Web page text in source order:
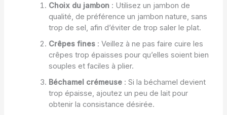
Choix du jambon: Utilisez un jambon de
qualité, de préférence un jambon nature, sans
trop de sel, afin d’éviter de trop saler le plat.
Crêpes fines: Veillez à ne pas faire cuire les
crêpes trop épaisses pour qu’elles soient bien
souples et faciles à plier.
Béchamel crémeuse: Si la béchamel devient
trop épaisse, ajoutez un peu de lait pour
obtenir la consistance désirée.